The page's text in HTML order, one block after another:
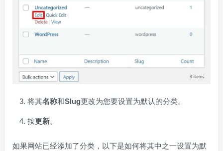
将其名称和Slug更改为您要设置为默认的分类。
按更新。
如果网站已经添加了分类，以下是如何将其中之一设置为默